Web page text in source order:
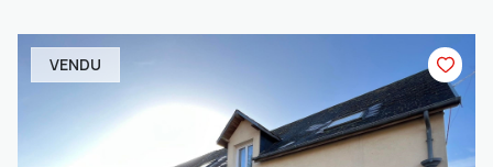
VENDU